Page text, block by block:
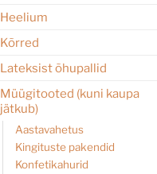
Heelium
Kõrred
Lateksist õhupallid
Müügitooted (kuni kaupa
jätkub)
Aastavahetus
Kingituste pakendid
Konfetikahurid